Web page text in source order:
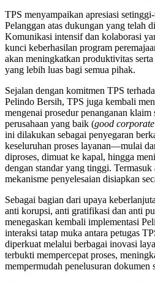
TPS menyampaikan apresiasi
Pelanggan atas dukungan yang telah
Komunikasi intensif dan kolaborasi
kunci keberhasilan program
akan meningkatkan produktivitas
yang lebih luas bagi semua pihak.
Sejalan dengan komitmen TPS
Pelindo Bersih, TPS juga kembali
mengenai prosedur penanganan klaim
perusahaan yang baik (good
ini dilakukan sebagai penyegaran
keseluruhan proses layanan—mulai
diproses, dimuat ke kapal, hingga
dengan standar yang tinggi.
mekanisme penyelesaian disiapkan
Sebagai bagian dari upaya
anti korupsi, anti gratifikasi dan anti
menegaskan kembali implementasi
interaksi tatap muka antara petugas
diperkuat melalui berbagai inovasi
terbukti mempercepat proses,
mempermudah penelusuran dokumen